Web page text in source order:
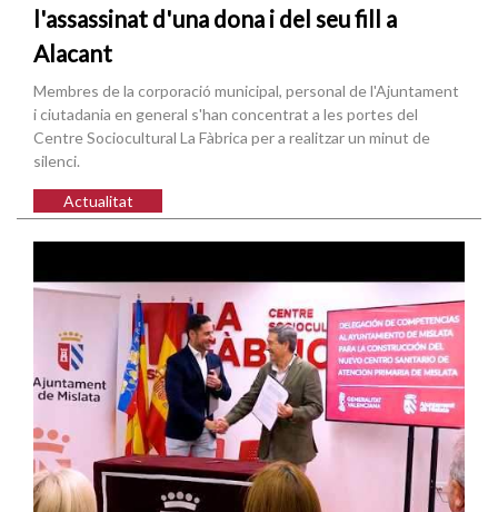
l'assassinat d'una dona i del seu fill a
Alacant
Membres de la corporació municipal, personal de l'Ajuntament
i ciutadania en general s'han concentrat a les portes del
Centre Sociocultural La Fàbrica per a realitzar un minut de
silenci.
Actualitat